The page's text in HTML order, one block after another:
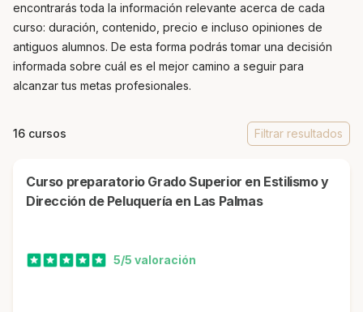
encontrarás toda la información relevante acerca de cada
curso: duración, contenido, precio e incluso opiniones de
antiguos alumnos. De esta forma podrás tomar una decisión
informada sobre cuál es el mejor camino a seguir para
alcanzar tus metas profesionales.
16 cursos Filtrar resultados
Curso preparatorio Grado Superior en Estilismo y
Dirección de Peluquería en Las Palmas
5/5 valoración